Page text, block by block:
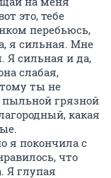
это, тебе
перебьюсь,
я сильная. Мне
Я сильная и да,
слабая,
ты не
пыльной грязной
какая
я покончила с
что
Я глупая